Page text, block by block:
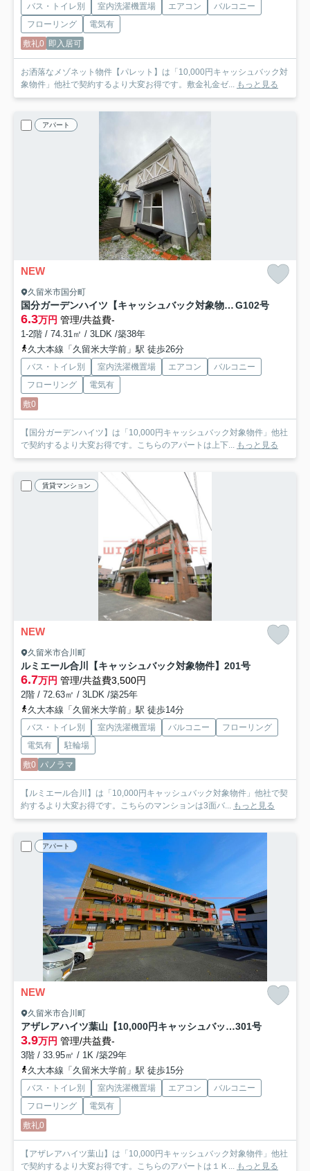
バス・トイレ別 室内洗濯機置場 エアコン
バルコニー
フローリング
電気有
敷礼0 即入居可
お洒落なメゾネット物件【パレット】は「10,000円キャッシュバック対
象物件」他社で契約するより大変お得です。敷金礼金ゼ... もっと見る
アパート
NEW
久留米市国分町
国分ガーデンハイツ【キャッシュバック対象物件】 G102号
6.3万円 管理/共益費-
1-2階 / 74.31㎡ / 3LDK /築38年
久大本線「久留米大学前」駅 徒歩26分
バス・トイレ別 室内洗濯機置場 エアコン
バルコニー
フローリング
電気有
敷0
【国分ガーデンハイツ】は「10,000円キャッシュバック対象物件」他社
で契約するより大変お得です。こちらのアパートは上下... もっと見る
賃貸マンション
NEW
久留米市合川町
ルミエール合川【キャッシュバック対象物件】 201号
6.7万円 管理/共益費3,500円
2階 / 72.63㎡ / 3LDK /築25年
久大本線「久留米大学前」駅 徒歩14分
バス・トイレ別 室内洗濯機置場 バルコニー
フローリング
電気有
駐輪場
敷0 パノラマ
【ルミエール合川】は「10,000円キャッシュバック対象物件」他社で契
約するより大変お得です。こちらのマンションは3面バ... もっと見る
アパート
NEW
久留米市合川町
アザレアハイツ葉山【10,000円キャッシュバック対象物件】301号
3.9万円 管理/共益費-
3階 / 33.95㎡ / 1K /築29年
久大本線「久留米大学前」駅 徒歩15分
バス・トイレ別 室内洗濯機置場 エアコン
バルコニー
フローリング
電気有
敷礼0
【アザレアハイツ葉山】は「10,000円キャッシュバック対象物件」他社
で契約するより大変お得です。こちらのアパートは１Ｋ... もっと見る